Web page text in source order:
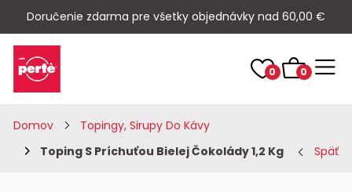
Doručenie zdarma pre všetky objednávky nad 60,00 €
0 0
Domov
Topingy, Sirupy Do Kávy
Toping S Príchuťou Bielej Čokolády 1,2 Kg
Späť